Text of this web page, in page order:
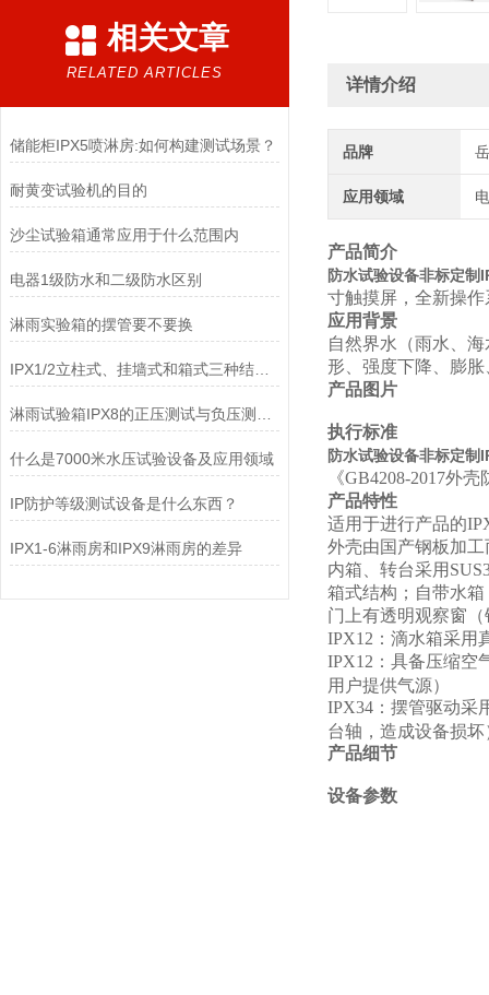
相关文章
RELATED ARTICLES
储能柜IPX5喷淋房:如何构建测试场景？
耐黄变试验机的目的
沙尘试验箱通常应用于什么范围内
电器1级防水和二级防水区别
淋雨实验箱的摆管要不要换
IPX1/2立柱式、挂墙式和箱式三种结构有何区别
什么是7000米水压试验设备及应用领域
IP防护等级测试设备是什么东西？
IPX1-6淋雨房和IPX9淋雨房的差异
详情介绍
品牌
应用领域
产品简介
防水试验设备非标定制
寸触摸屏，全新操
应用背景
自然界水（雨水、
形、强度下降、膨
产品图片
执行标准
防水试验设备非标定制
《GB4208-2017外
产品特性
适用于进行产品的
外壳由国产钢板加
内箱、转台采用
箱式结构；自带水
门上有透明观察窗
IPX12 ：滴水箱采
IPX12 ：具备压缩
用户提供气源）
IPX34 ：摆管驱动
台轴，造成设备损坏
产品细节
设备参数